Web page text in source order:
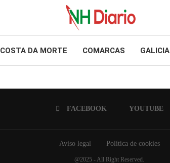
COSTA DA MORTE COMARCAS GALICIA
FACEBOOK YOUTUBE
Aviso legal Política de cookies
@2025 - All Right Reserved.